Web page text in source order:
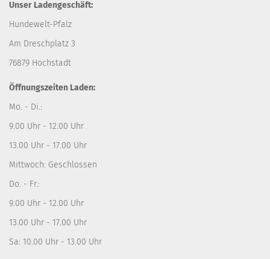
Unser Ladengeschäft:
Hundewelt-Pfalz
Am Dreschplatz 3
76879 Hochstadt
Öffnungszeiten Laden:
Mo. - Di.:
9.00 Uhr - 12.00 Uhr
13.00 Uhr - 17.00 Uhr
Mittwoch: Geschlossen
Do. - Fr.:
9.00 Uhr - 12.00 Uhr
13.00 Uhr - 17.00 Uhr
Sa: 10.00 Uhr - 13.00 Uhr